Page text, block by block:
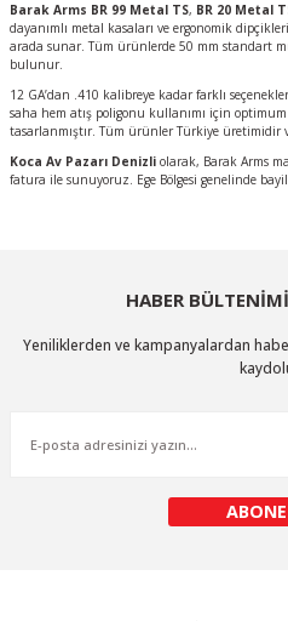
Barak Arms BR 99 Metal TS, BR 20 Metal
dayanımlı metal kasaları ve ergonomik
arada sunar. Tüm ürünlerde 50 mm standart
bulunur.
12 GA’dan .410 kalibreye kadar farklı
saha hem atış poligonu kullanımı için
tasarlanmıştır. Tüm ürünler Türkiye
Koca Av Pazarı Denizli olarak, Barak Arms
fatura ile sunuyoruz. Ege Bölgesi genelinde
HABER
Yeniliklerden ve kampanyalardan